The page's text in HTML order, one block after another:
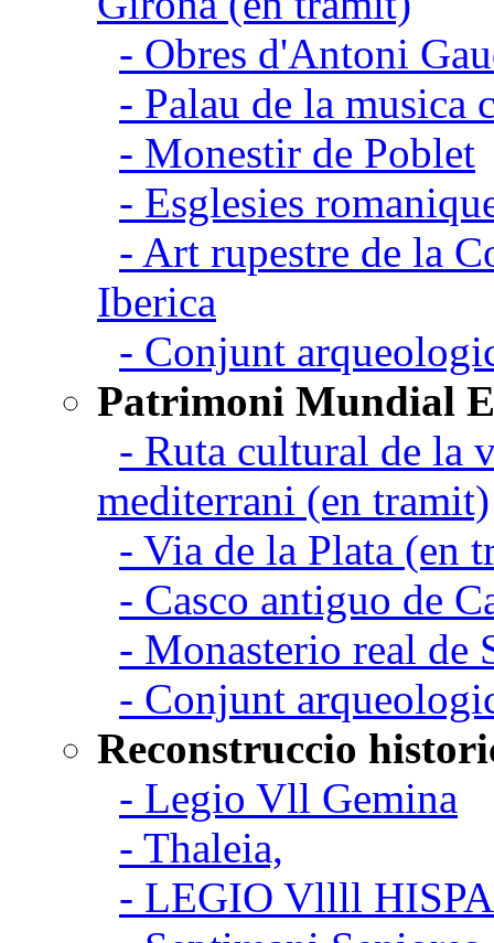
- Obres d'Antoni
- Palau de la musica
- Monestir de Poblet
- Esglesies
- Art rupestre de la
Iberica
- Conjunt
Patrimoni Mundial
- Ruta cultural de la
mediterrani (en tramit)
- Via de la Plata (en
- Casco antiguo de
- Monasterio real de
- Conjunt
Reconstruccio
- Legio Vll Gemina
- Thaleia,
- LEGIO Vllll